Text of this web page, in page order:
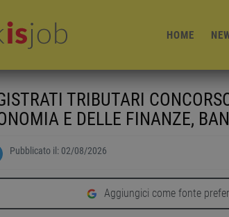
HOME
TRIBUTARI
E DELLE FINANZE,
Pubblicato il: 02/08/2026
Aggiungici come fonte